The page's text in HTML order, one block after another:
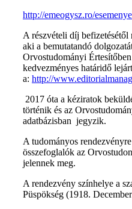
http://emeogysz.ro/
A részvételi díj
aki a bemutatandó
Orvostudományi
kedvezményes határidő
a: http://
2017 óta a kéziratok
történik és az
adatbázisban jegyzik.
A tudományos
összefoglalók az
jelennek meg.
A rendezvény színhelye a
Püspökség (1918.